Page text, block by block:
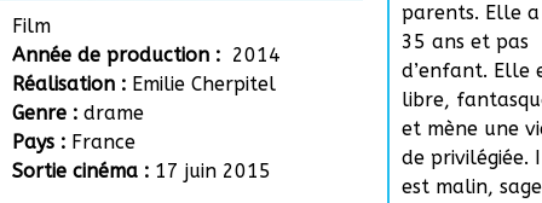
Film
Année de production : 2014
Réalisation : Emilie Cherpitel
Genre : drame
Pays : France
Sortie cinéma : 17 juin 2015
parents. Elle a
35 ans et pas
d’enfant. Elle
libre,
et mène une
de privilégiée.
est malin, sage